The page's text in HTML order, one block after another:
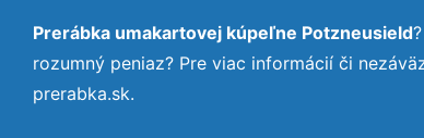
Prerábka umakartovej kúpeľne Potzneusield
rozumný peniaz? Pre viac informácií či
prerabka.sk.